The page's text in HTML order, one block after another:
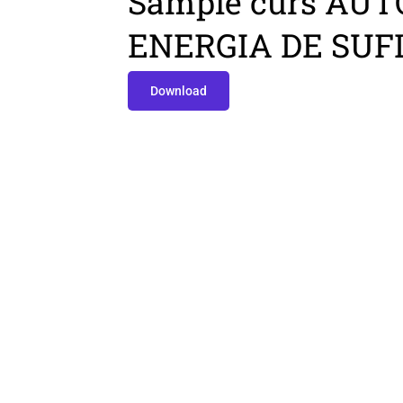
ENERGIA DE
Download